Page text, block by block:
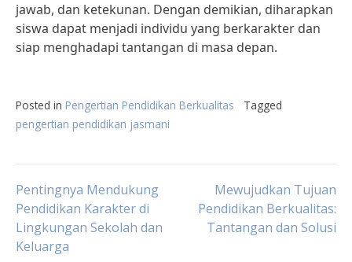
jawab, dan ketekunan. Dengan demikian, diharapkan
siswa dapat menjadi individu yang berkarakter dan
siap menghadapi tantangan di masa depan.
Posted in Pengertian Pendidikan Berkualitas
Tagged
pengertian pendidikan jasmani
Post
navigation
Pentingnya Mendukung
Pendidikan Karakter di
Lingkungan Sekolah dan
Keluarga
Mewujudkan Tujuan
Pendidikan Berkualitas:
Tantangan dan Solusi